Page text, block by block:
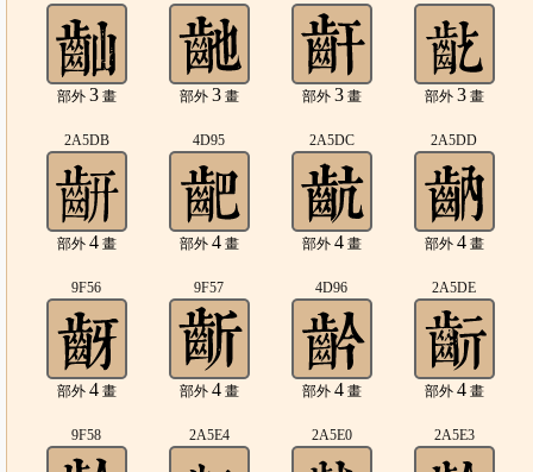
部外 3畫 部外 3畫 部外 3畫 部外 3畫
2A5DB
部外 4畫
4D95
部外 4畫
2A5DC
部外 4畫
2A5DD
部外 4畫
9F56
部外 4畫
9F57
部外 4畫
4D96
部外 4畫
2A5DE
部外 4畫
9F58 2A5E4 2A5E0 2A5E3